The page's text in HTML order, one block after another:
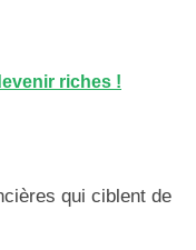
riches !
qui ciblent de